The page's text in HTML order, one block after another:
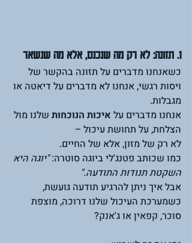
1. תזונה: לא רק מה שנכנס, אלא מה שנשאר
כשאנחנו מדברים על תזונה בהקשר של
ויסות רגשי, אנחנו לא מדברים על דיאטה או
מגבלות.
אנחנו מדברים על איכות הנוכחות שלנו מול
הצלחת, על תחושת עיכול –
לא רק של מזון, אלא של החיים.
כמו שכותב פטנג'לי ביוגה סוטרה: "יוגה היא
השקטת תנודות התודעה."
אבל איך ניתן להרגיע תודעה גועשת,
כשמערכת העיכול שלנו דרוכה, מוצפת
סוכר, קפאין או ג'אנק?